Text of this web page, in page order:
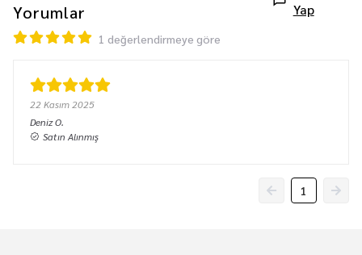
Yorumlar
Yap
1 değerlendirmeye göre
22 Kasım 2025
DenizO.
Satın Alınmış
1